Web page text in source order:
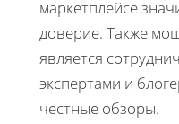
маркетплейсе
доверие. Также
является
экспертами и
честные обзоры.